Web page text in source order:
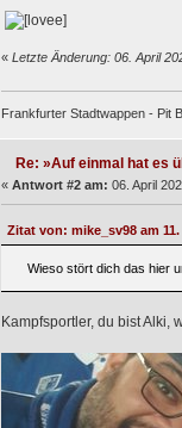
« Letzte Änderung: 06. April
Frankfurter Stadtwappen - Pit
Re: »Auf einmal hat es
« Antwort #2 am: 06. April
Zitat von: mike_sv98 am 11.
Wieso stört dich das hier
Kampfsportler, du bist Alki,